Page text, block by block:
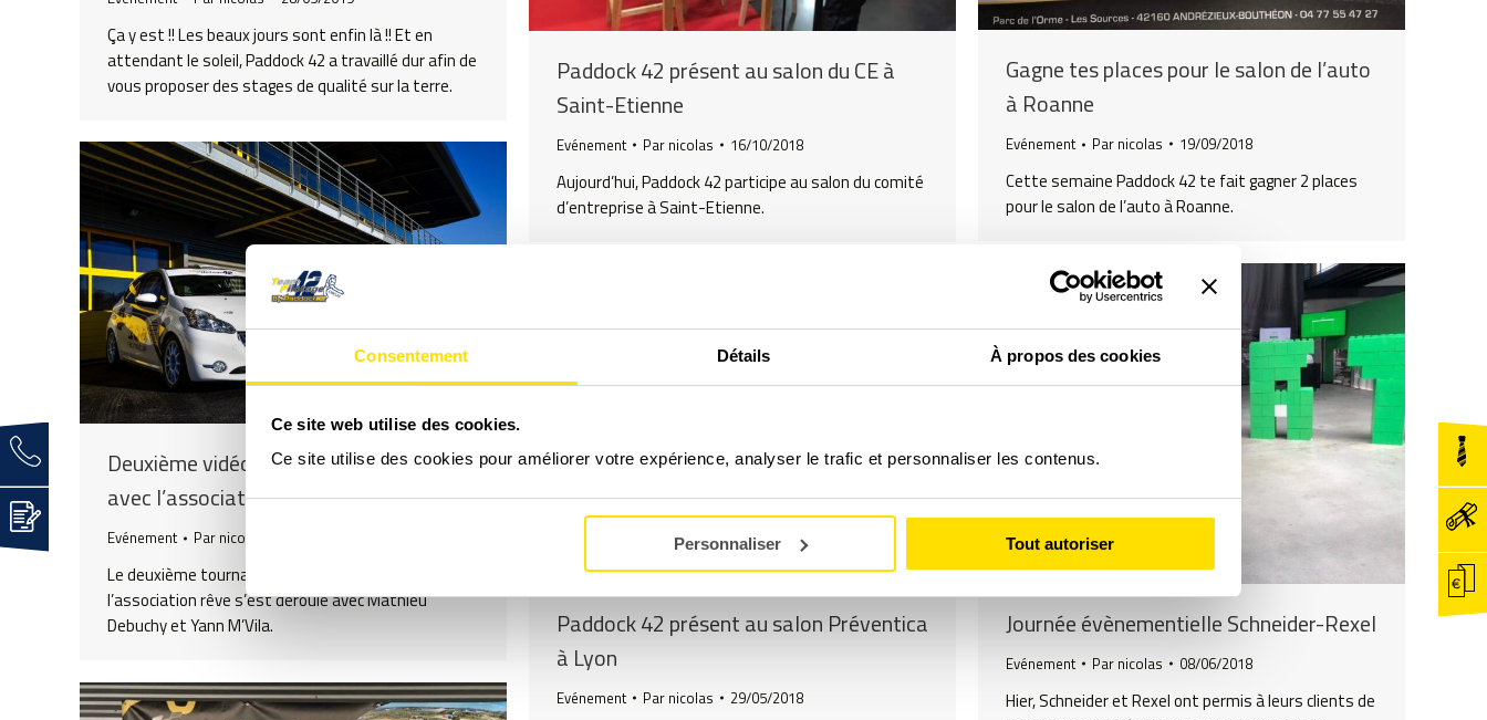
Consentement Détails À propos des cookies
Ce site web utilise des cookies.
Ce site utilise des cookies pour améliorer votre expérience, analyser le trafic et personnaliser les contenus.
Personnaliser Tout autoriser
Ça y est !! Les beaux jours sont enfin là !! Et en
attendant le soleil, Paddock 42 a travaillé dur afin de
vous proposer des stages de qualité sur la terre.
Paddock 42 présent au salon du CE à
Saint-Etienne
Evénement Par nicolas 16/10/2018
Aujourd’hui, Paddock 42 participe au salon du comité
d’entreprise à Saint-Etienne.
Gagne tes places pour le salon de l’auto
à Roanne
Evénement Par nicolas 19/09/2018
Cette semaine Paddock 42 te fait gagner 2 places
pour le salon de l’auto à Roanne.
Deuxième vidéo des pilotes du cœur
avec l’association rêves
Evénement Par nicolas
Le deuxième tournage des pilotes du cœur avec
l’association rêve s’est déroulé avec Mathieu
Debuchy et Yann M’Vila.
Journée évènementielle Schneider-Rexel
Evénement Par nicolas 08/06/2018
Hier, Schneider et Rexel ont permis à leurs clients de
Paddock 42 présent au salon Préventica
à Lyon
Evénement Par nicolas 29/05/2018